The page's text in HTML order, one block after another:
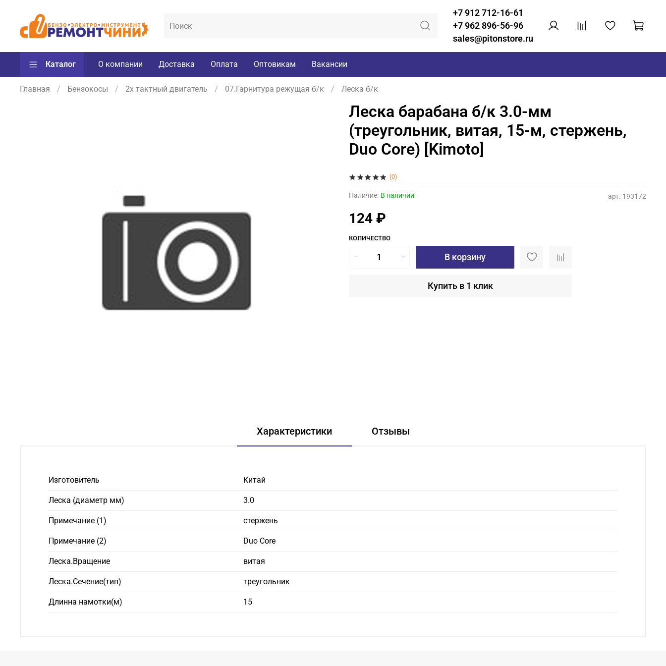
+7 912 712-16-61
+7 962 896-56-96
sales@pitonstore.ru
Каталог О компании Доставка Оплата Оптовикам Вакансии
Главная Бензокосы 2х тактный двигатель 07.Гарнитура режущая б/к Леска б/к
(0)
арт. 193172
Наличие: В наличии
Леска барабана б/к 3.0-мм
(треугольник, витая, 15-м, стержень,
Duo Core) [Kimoto]
124 ₽
КОЛИЧЕСТВО
В корзину
Купить в 1 клик
Характеристики Отзывы
Изготовитель Китай
Леска (диаметр мм) 3.0
Примечание (1) стержень
Примечание (2) Duo Core
Леска.Вращение витая
Леска.Сечение(тип) треугольник
Длинна намотки(м) 15